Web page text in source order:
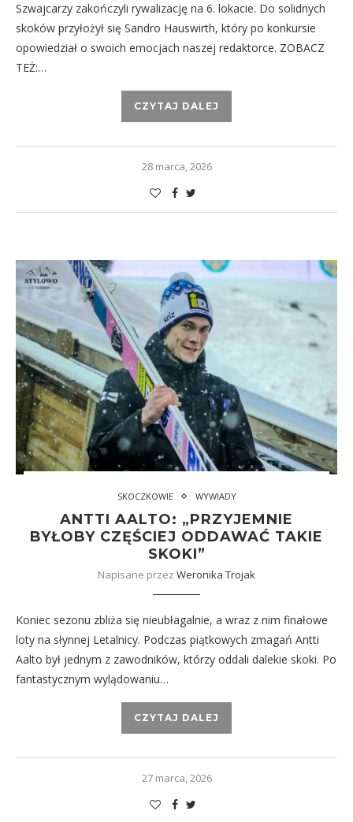
Szwajcarzy zakończyli rywalizację na 6. lokacie. Do solidnych
skoków przyłożył się Sandro Hauswirth, który po konkursie
opowiedział o swoich emocjach naszej redaktorce. ZOBACZ
TEŻ:…
CZYTAJ DALEJ
28 marca, 2026
SKOCZKOWIE WYWIADY
ANTTI AALTO: „PRZYJEMNIE
BYŁOBY CZĘŚCIEJ ODDAWAĆ TAKIE
SKOKI”
Napisane przez Weronika Trojak
Koniec sezonu zbliża się nieubłagalnie, a wraz z nim finałowe
loty na słynnej Letalnicy. Podczas piątkowych zmagań Antti
Aalto był jednym z zawodników, którzy oddali dalekie skoki. Po
fantastycznym wylądowaniu…
CZYTAJ DALEJ
27 marca, 2026